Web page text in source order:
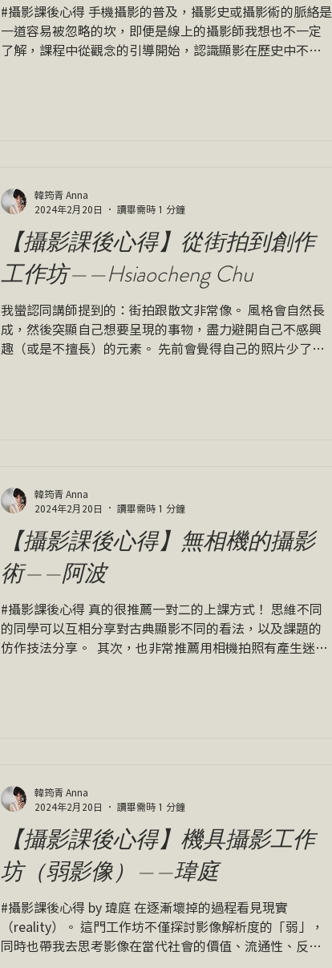
#攝影課後心得 手機攝影的普及，攝影史或攝影術的脈絡是
一道容易被忽略的坎，即便是線上的攝影師我想也不一定
了解，課程中從觀念的引導開始，認識顯影在歷史中不同
【攝影課後心得】從街拍到創作
工作坊——Hsiaocheng Chu
我蠻認同講師提到的：街拍跟散文非常像。 風格會自然長
成，然後突顯自己想要呈現的事物，盡力避開自己不感興
趣（或是不擅長）的元素。 先前會覺得自己的照片少了某
韓筠青 Anna
2024年2月20日
讀畢需時 1 分鐘
【攝影課後心得】無相機的攝影
術——阿波
#攝影課後心得 真的很推薦一對二的上課方式！ 思維不同
的同學可以互相分享對古典顯影不同的看法，以及課題的
仿作技法分享。 ​ 其次，也非常推薦用相機拍照有產生迷惘
韓筠青 Anna
2024年2月20日
讀畢需時 1 分鐘
【攝影課後心得】機具攝影工作
坊（弱影像）——瑋庭
#攝影課後心得 by 瑋庭 在逐漸壞掉的過程看見現實
（reality）。 這門工作坊不僅探討影像解析度的「弱」，
同時也帶我去思考影像在當代社會的價值、流通性、反
韓筠青 Anna
2024年2月20日
讀畢需時 1 分鐘